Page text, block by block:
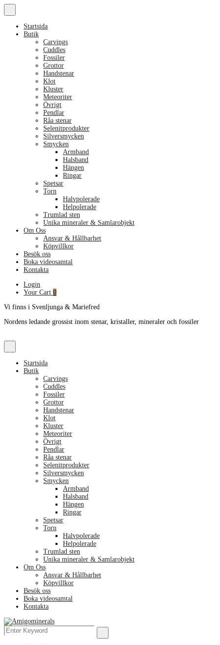
Startsida
Butik
Carvings
Cuddles
Fossiler
Grottor
Handstenar
Klot
Kluster
Meteoriter
Övrigt
Pendlar
Råa stenar
Selenitprodukter
Silversmycken
Smycken
Armband
Halsband
Hängen
Ringar
Spetsar
Torn
Halvpolerade
Helpolerade
Trumlad sten
Unika mineraler & Samlarobjekt
Om Oss
Ansvar & Hållbarhet
Köpvillkor
Besök oss
Boka videosamtal
Kontakta
Login
Your Cart 0
Vi finns i Svenljunga & Mariefred
Nordens ledande grossist inom stenar, kristaller, mineraler och fossiler
Startsida
Butik
Carvings
Cuddles
Fossiler
Grottor
Handstenar
Klot
Kluster
Meteoriter
Övrigt
Pendlar
Råa stenar
Selenitprodukter
Silversmycken
Smycken
Armband
Halsband
Hängen
Ringar
Spetsar
Torn
Halvpolerade
Helpolerade
Trumlad sten
Unika mineraler & Samlarobjekt
Om Oss
Ansvar & Hållbarhet
Köpvillkor
Besök oss
Boka videosamtal
Kontakta
Menu
Search
for:
Search